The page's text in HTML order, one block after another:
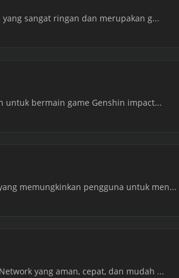
yang sangat ringan dan merupakan g...
untuk bermain game Genshin impact...
memungkinkan pengguna untuk men...
yang aman, cepat, dan mudah ...